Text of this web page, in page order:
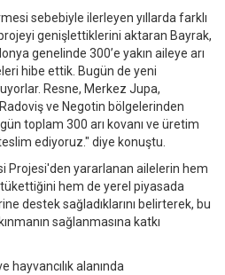
sebebiyle ilerleyen yıllarda farklı
genişlettiklerini aktaran Bayrak,
genelinde 300’e yakın aileye arı
hibe ettik. Bugün de yeni
Resne, Merkez Jupa,
ve Negotin bölgelerinden
toplam 300 arı kovanı ve üretim
ediyoruz." diye konuştu.
Projesi'den yararlanan ailelerin hem
hem de yerel piyasada
destek sağladıklarını belirterek, bu
sağlanmasına katkı
hayvancılık alanında